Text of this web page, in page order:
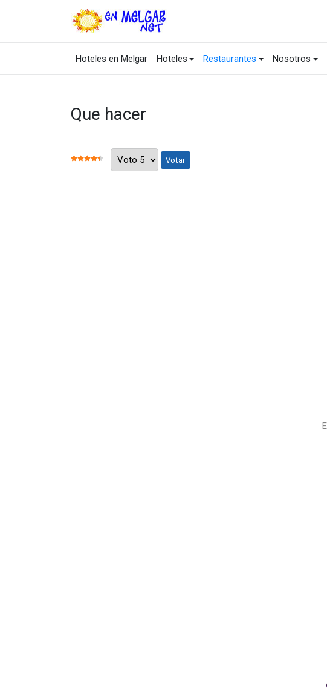
Hoteles en Melgar Hoteles Restaurantes Nosotros
Que hacer
RATIO:4.5/
Por favor, vote